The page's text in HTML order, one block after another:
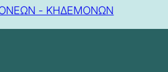
- ΚΗΔΕΜΟΝΩΝ